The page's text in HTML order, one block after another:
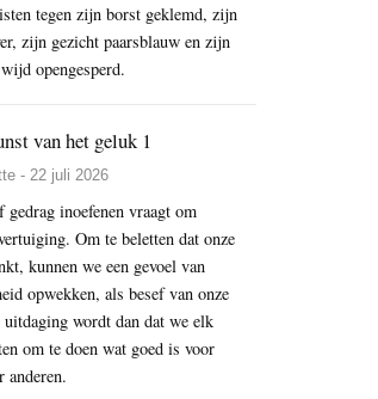
tegen zijn borst geklemd, zijn
zijn gezicht paarsblauw en zijn
opengesperd.
van het geluk 1
- 22 juli 2026
inoefenen vraagt om
Om te beletten dat onze
kunnen we een gevoel van
opwekken, als besef van onze
wordt dan dat we elk
om te doen wat goed is voor
anderen.